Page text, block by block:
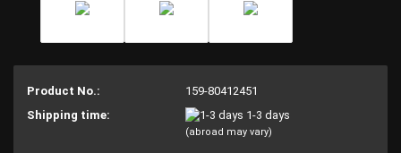
Product No.:
159-80412451
Shipping time:
1-3 days
(abroad may vary)